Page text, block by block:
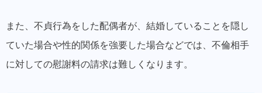
また、不貞行為をした配偶者が、結婚していることを隠し
ていた場合や性的関係を強要した場合などでは、不倫相手
に対しての慰謝料の請求は難しくなります。